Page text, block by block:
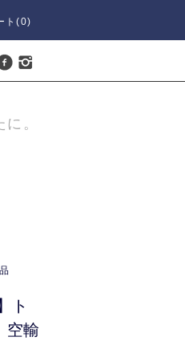
ト(0)
。
ト
空輸